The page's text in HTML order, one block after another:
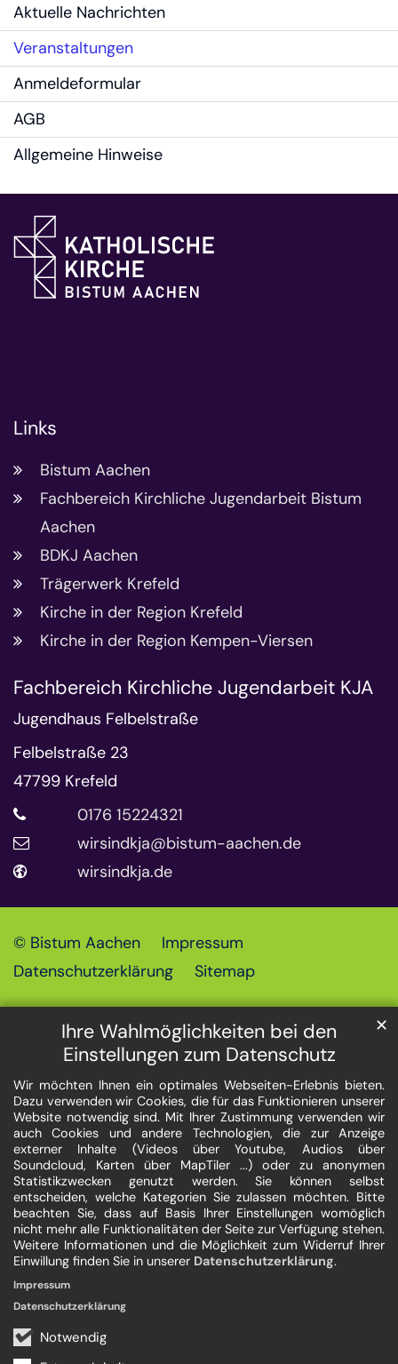
Ihre Wahlmöglichkeiten bei den
Einstellungen zum Datenschutz
Wir möchten Ihnen ein optimales Webseiten-Erlebnis bieten.
Dazu verwenden wir Cookies, die für das Funktionieren unserer
Website notwendig sind. Mit Ihrer Zustimmung verwenden wir
auch Cookies und andere Technologien, die zur Anzeige
externer Inhalte (Videos über Youtube, Audios über
Soundcloud, Karten über MapTiler ...) oder zu anonymen
Statistikzwecken genutzt werden. Sie können selbst
entscheiden, welche Kategorien Sie zulassen möchten. Bitte
beachten Sie, dass auf Basis Ihrer Einstellungen womöglich
nicht mehr alle Funktionalitäten der Seite zur Verfügung stehen.
Weitere Informationen und die Möglichkeit zum Widerruf Ihrer
Einwillung finden Sie in unserer Datenschutzerklärung.
Notwendig
✕
Impressum
Datenschutzerklärung
Aktuelle Nachrichten
Veranstaltungen
Anmeldeformular
AGB
Allgemeine Hinweise
Links
Bistum Aachen
Fachbereich Kirchliche Jugendarbeit Bistum
Aachen
BDKJ Aachen
Trägerwerk Krefeld
Kirche in der Region Krefeld
Kirche in der Region Kempen-Viersen
Fachbereich Kirchliche Jugendarbeit KJA
Jugendhaus Felbelstraße
Felbelstraße 23
47799 Krefeld
0176 15224321
wirsindkja@bistum-aachen.de
wirsindkja.de
© Bistum Aachen
Impressum
Datenschutzerklärung
Sitemap